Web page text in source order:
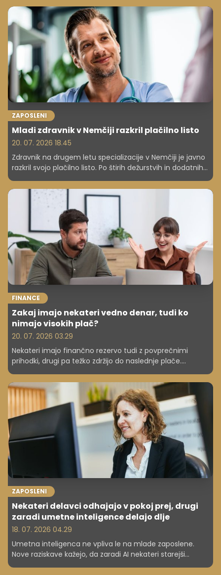
inflacijskim valom. A pozor: številni pogosto zmotno
menijo, da je rast plače avtomatično tudi rast
življenjskega standarda.
ZAPOSLENI
Mladi zdravnik v Nemčiji razkril plačilno listo
20. 07. 2026 18.45
Zdravnik na drugem letu specializacije v Nemčiji je javno
razkril svojo plačilno listo. Po štirih dežurstvih in dodatnih
74 urah dela je prejel več kot 5000 evrov neto plače.
FINANCE
Zakaj imajo nekateri vedno denar, tudi ko
nimajo visokih plač?
20. 07. 2026 03.29
Nekateri imajo finančno rezervo tudi z povprečnimi
prihodki, drugi pa težko zdržijo do naslednje plače.
Raziskave kažejo, da razlika ni vedno v višini zaslužka,
temveč v finančnih navadah.
ZAPOSLENI
Nekateri delavci odhajajo v pokoj prej, drugi
zaradi umetne inteligence delajo dlje
18. 07. 2026 04.29
Umetna inteligenca ne vpliva le na mlade zaposlene.
Nove raziskave kažejo, da zaradi AI nekateri starejši
delavci hitreje zapuščajo trg dela, drugi pa podaljšujejo